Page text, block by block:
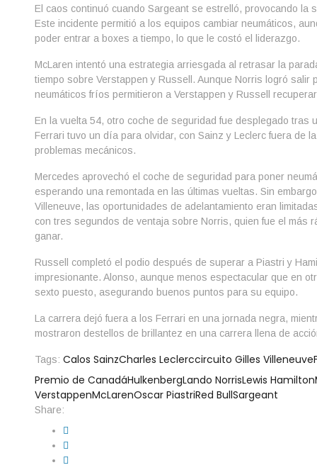
El caos continuó cuando Sargeant se estrelló, provocando la
Este incidente permitió a los equipos cambiar neumáticos,
poder entrar a boxes a tiempo, lo que le costó el liderazgo.
McLaren intentó una estrategia arriesgada al retrasar la
tiempo sobre Verstappen y Russell. Aunque Norris logró salir
neumáticos fríos permitieron a Verstappen y Russell
En la vuelta 54, otro coche de seguridad fue desplegado tras
Ferrari tuvo un día para olvidar, con Sainz y Leclerc fuera de
problemas mecánicos.
Mercedes aprovechó el coche de seguridad para poner
esperando una remontada en las últimas vueltas. Sin
Villeneuve, las oportunidades de adelantamiento eran
con tres segundos de ventaja sobre Norris, quien fue el más
ganar.
Russell completó el podio después de superar a Piastri y
impresionante. Alonso, aunque menos espectacular que en
sexto puesto, asegurando buenos puntos para su equipo.
La carrera dejó fuera a los Ferrari en una jornada negra,
mostraron destellos de brillantez en una carrera llena de
Tags: Calos SainzCharles Leclerccircuito Gilles Villeneuve
Premio de CanadáHulkenbergLando NorrisLewis Hamilton
VerstappenMcLarenOscar PiastriRed BullSargeant
Share: